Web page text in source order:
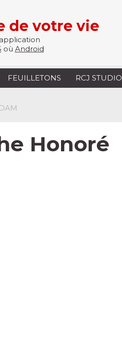
de votre vie
où Android
FEUILLETONS RCJ STUDIO
Honoré